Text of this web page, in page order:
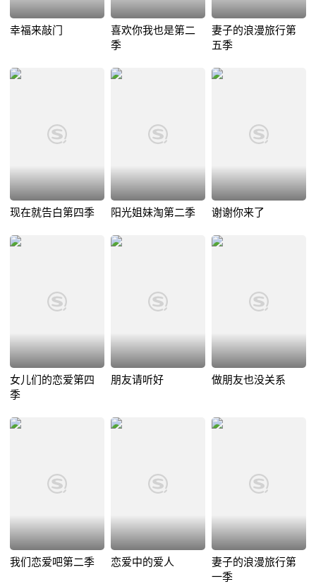
幸福来敲门
喜欢你我也是第二
季
妻子的浪漫旅行第
五季
现在就告白第四季 阳光姐妹淘第二季 谢谢你来了
女儿们的恋爱第四
季
朋友请听好 做朋友也没关系
我们恋爱吧第二季 恋爱中的爱人
妻子的浪漫旅行第
一季